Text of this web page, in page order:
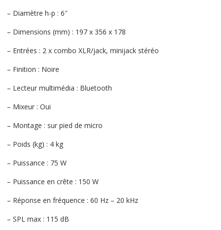
– Diamètre h-p : 6″
– Dimensions (mm) : 197 x 356 x 178
– Entrées : 2 x combo XLR/jack, minijack stéréo
– Finition : Noire
– Lecteur multimédia : Bluetooth
– Mixeur : Oui
– Montage : sur pied de micro
– Poids (kg) : 4 kg
– Puissance : 75 W
– Puissance en crête : 150 W
– Réponse en fréquence : 60 Hz – 20 kHz
– SPL max : 115 dB